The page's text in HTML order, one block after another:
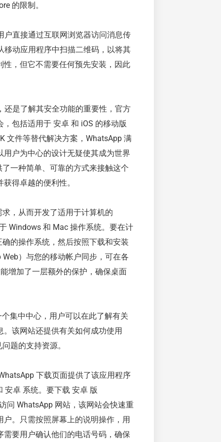
的限制。
户直接通过互联网浏览器访问消息传
移动应用程序中扫描二维码，以将其
，但它不需要任何预先安装，因此
还是了解其安全功能的重要性，官方
包括适用于 安卓 和 iOS 的移动版
文件等替代解决方案，WhatsApp 满
户为中心的设计无疑使其成为世界
一种简单、可靠的方式来接触这个
得卓越的便利性。
，从而开发了适用于计算机的
Windows 和 Mac 操作系统。要在计
的操作系统，然后按照下载和安装
）与您的移动帐户同步，可在各
增加了一层额外的保护，确保桌面
集中中心，用户可以在此了解有关
该网站还提供有关如何成功使用
题的支持资源。
下载页面提供了该应用程序
安卓 系统。要下载 安卓 版
问 WhatsApp 网站，该网站会快速重
。只需按照屏幕上的说明操作，用
要用户确认他们的电话号码，确保